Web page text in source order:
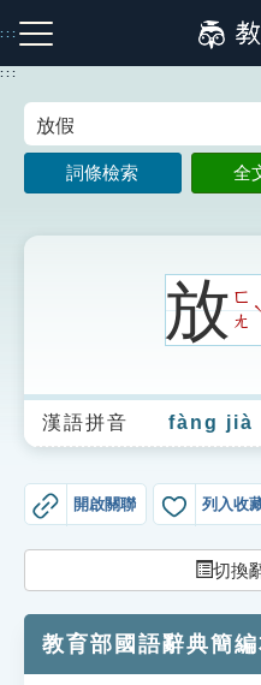
到
主
:::
注音索引圖示 筆畫索
生字詞彙表
成語故事
索引選單
單字索引
:::
詞條檢索 全
放ㄈ
ㄤ
ˋ
漢語拼音 fàng jià
開啟關聯 列入收
切換
教育部國語辭典簡